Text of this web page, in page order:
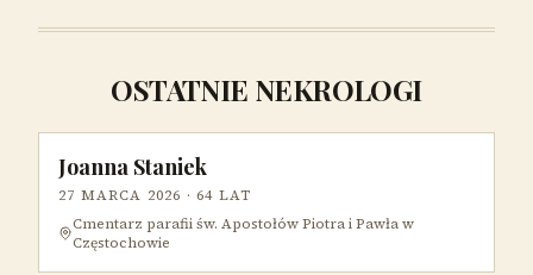
OSTATNIE NEKROLOGI
Joanna Staniek
27 MARCA 2026 · 64 LAT
Cmentarz parafii św. Apostołów Piotra i Pawła w
Częstochowie